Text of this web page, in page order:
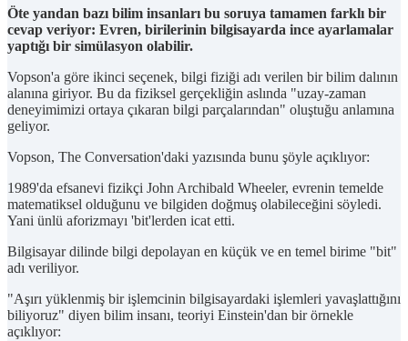
Öte yandan bazı bilim insanları bu soruya tamamen farklı bir
cevap veriyor: Evren, birilerinin bilgisayarda ince ayarlamalar
yaptığı bir simülasyon olabilir.
Vopson'a göre ikinci seçenek, bilgi fiziği adı verilen bir bilim dalının
alanına giriyor. Bu da fiziksel gerçekliğin aslında "uzay-zaman
deneyimimizi ortaya çıkaran bilgi parçalarından" oluştuğu anlamına
geliyor.
Vopson, The Conversation'daki yazısında bunu şöyle açıklıyor:
1989'da efsanevi fizikçi John Archibald Wheeler, evrenin temelde
matematiksel olduğunu ve bilgiden doğmuş olabileceğini söyledi.
Yani ünlü aforizmayı 'bit'lerden icat etti.
Bilgisayar dilinde bilgi depolayan en küçük ve en temel birime "bit"
adı veriliyor.
"Aşırı yüklenmiş bir işlemcinin bilgisayardaki işlemleri yavaşlattığını
biliyoruz" diyen bilim insanı, teoriyi Einstein'dan bir örnekle
açıklıyor: